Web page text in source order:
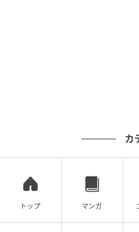
クのドキュメンタリー
Calvin Klein
1968年にアメリカ・ニ
カ
トップ マンガ